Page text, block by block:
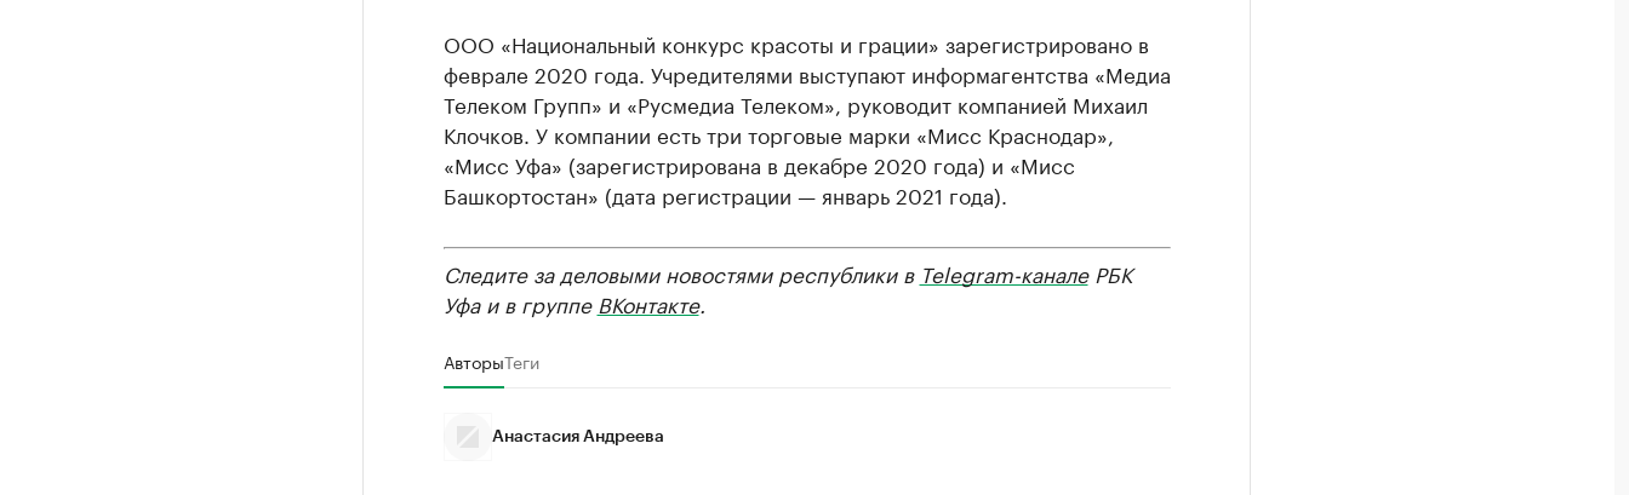
ООО «Национальный конкурс красоты и грации» зарегистрировано в
феврале 2020 года. Учредителями выступают информагентства «Медиа
Телеком Групп» и «Русмедиа Телеком», руководит компанией Михаил
Клочков. У компании есть три торговые марки «Мисс Краснодар»,
«Мисс Уфа» (зарегистрирована в декабре 2020 года) и «Мисс
Башкортостан» (дата регистрации — январь 2021 года).
Следите за деловыми новостями республики в Telegram-каналеРБК
Уфа и в группе ВКонтакте.
АвторыТеги
Анастасия Андреева